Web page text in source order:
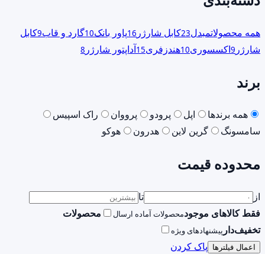
همه محصولاتمبدل23کابل شارژر 16پاور بانک10گارد و قاب9کابل
شارژر 9اکسسوری10هندزفری15آداپتور شارژر 8
برند
همه برندها اپل پرودو پرووان
راک اسپیس
سامسونگ
گرین لاین هدرون هوکو
محدوده قیمت
از
تا
فقط کالاهای موجودمحصولات آماده ارسال
محصولات
تخفیف‌دار پیشنهادهای ویژه
اعمال فیلترها پاک کردن